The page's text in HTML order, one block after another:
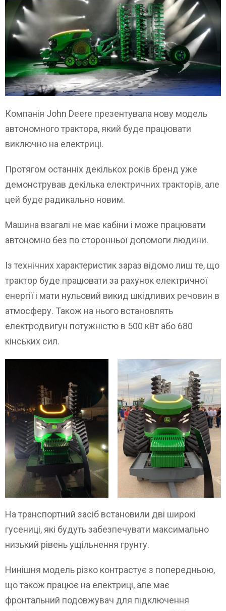
Компанія John Deere презентувала нову модель
автономного трактора, який буде працювати
виключно на електриці.
Протягом останніх декількох років бренд уже
демонстрував декілька електричних тракторів, але
цей буде радикально новим.
Машина взагалі не має кабіни і може працювати
автономно без по сторонньої допомоги людини.
Із технічних характеристик зараз відомо лиш те, що
трактор буде працювати за рахунок електричної
енергії і мати нульовий викид шкідливих речовин в
атмосферу. Також на нього встановлять
електродвигун потужністю в 500 кВт або 680
кінських сил.
На транспортний засіб встановили дві широкі
гусениці, які будуть забезпечувати максимально
низький рівень ущільнення грунту.
Нинішня модель різко контрастує з попередньою,
що також працює на електриці, але має
фронтальний подовжувач для підключення